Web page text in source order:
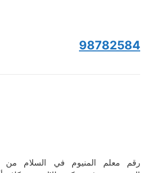
98782584
رقم معلم المنيوم في السلام من